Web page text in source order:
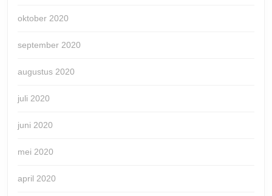
oktober 2020
september 2020
augustus 2020
juli 2020
juni 2020
mei 2020
april 2020